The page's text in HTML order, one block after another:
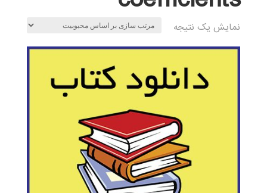
نمایش یک نتیجه